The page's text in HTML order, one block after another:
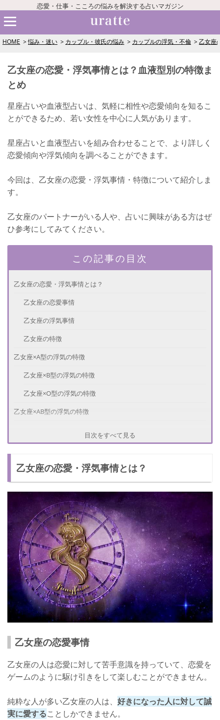
恋愛・仕事・こころの悩みを解決する占いマガジン
HOME 悩み・迷い カップル・彼氏の悩み カップルの浮気・不倫 乙女座
乙女座の恋愛・浮気事情とは？血液型別の特徴ま
とめ
星座占いや血液型占いは、気軽に相性や恋愛傾向を知るこ
とができるため、若い女性を中心に人気があります。
星座占いと血液型占いを組み合わせることで、より詳しく
恋愛傾向や浮気傾向を調べることができます。
今回は、乙女座の恋愛・浮気事情・特徴について紹介しま
す。
乙女座のパートナーがいる人や、占いに興味がある方はぜ
ひ参考にしてみてください。
この記事の目次
乙女座の恋愛・浮気事情とは？
乙女座の恋愛事情
乙女座の浮気事情
乙女座の特徴
乙女座×A型の浮気の特徴
乙女座×B型の浮気の特徴
乙女座×O型の浮気の特徴
乙女座×AB型の浮気の特徴
目次をすべて見る
乙女座の恋愛・浮気事情とは？
乙女座の恋愛事情
乙女座の人は恋愛に対して苦手意識を持っていて、恋愛を
ゲームのように駆け引きをして楽しむことができません。
純粋な人が多い乙女座の人は、 好きになった人に対して誠
実に愛することしかできません。